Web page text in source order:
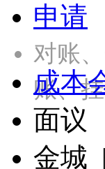
申请
对账
账、
成本
面议
金城